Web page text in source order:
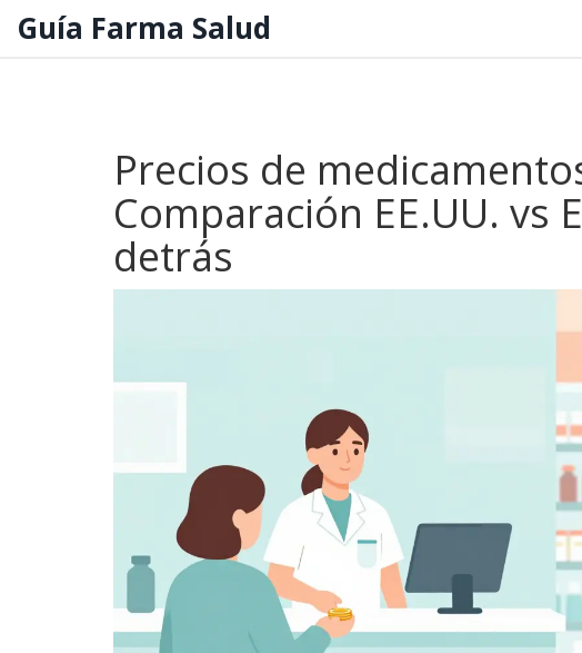
Guía Farma Salud
Precios de
Comparación EE.UU. vs
detrás